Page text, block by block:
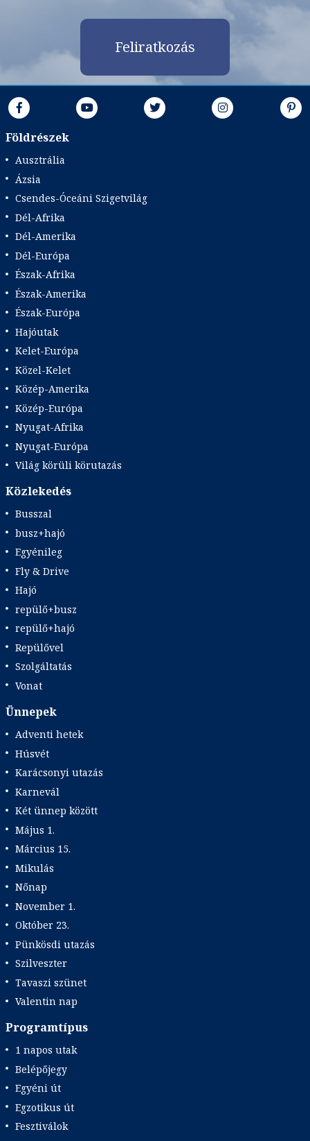
már 1.834.000 Ft-tól
Időpontok és árak
Bőröndbe
Feliratkozás
Földrészek
Ausztrália
Ázsia
Csendes-Óceáni Szigetvilág
Dél-Afrika
Dél-Amerika
Dél-Európa
Észak-Afrika
Észak-Amerika
Észak-Európa
Hajóutak
Kelet-Európa
Közel-Kelet
Közép-Amerika
Közép-Európa
Nyugat-Afrika
Nyugat-Európa
Világ körüli körutazás
Közlekedés
Busszal
busz+hajó
Egyénileg
Fly & Drive
Hajó
repülő+busz
repülő+hajó
Repülővel
Szolgáltatás
Vonat
Ünnepek
Adventi hetek
Húsvét
Karácsonyi utazás
Karnevál
Két ünnep között
Május 1.
Március 15.
Mikulás
Nőnap
November 1.
Október 23.
Pünkösdi utazás
Szilveszter
Tavaszi szünet
Valentin nap
Programtípus
1 napos utak
Belépőjegy
Egyéni út
Egzotikus út
Fesztiválok